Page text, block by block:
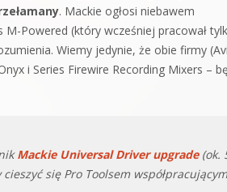
. Mackie ogłosi niebawem
Powered (który wcześniej pracował
Wiemy jedynie, że obie firmy
i Series Firewire Recording Mixers –
Mackie Universal Driver upgrade(ok.
się Pro Toolsem współpracującym